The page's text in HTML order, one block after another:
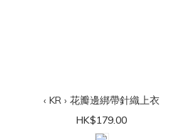
‹ KR › 花瓣邊綁帶針織上衣
HK$179.00